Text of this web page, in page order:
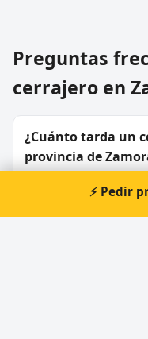
Preguntas
cerrajero en
¿Cuánto tarda un
provincia de
⚡ Pedir